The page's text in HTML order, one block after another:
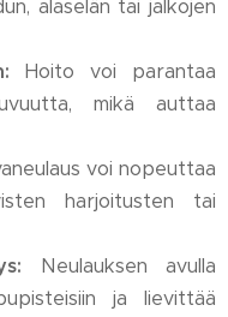
alaselän tai jalkojen
Hoito voi parantaa
mikä auttaa
voi nopeuttaa
harjoitusten tai
Neulauksen avulla
ja lievittää